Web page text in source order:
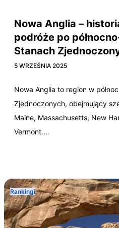
Nowa Anglia –
podróże po
Stanach
5 WRZEŚNIA 2025
Nowa Anglia to region w
Zjednoczonych, obejmujący
Maine, Massachusetts, New
Vermont.…
Rankingi